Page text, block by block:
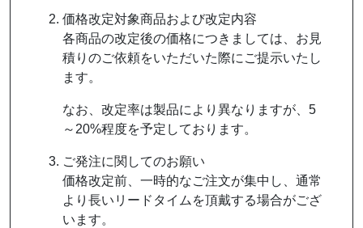
価格改定対象商品および改定内容
各商品の改定後の価格につきましては、お見
積りのご依頼をいただいた際にご提示いたし
ます。
なお、改定率は製品により異なりますが、5
～20%程度を予定しております。
ご発注に関してのお願い
価格改定前、一時的なご注文が集中し、通常
より長いリードタイムを頂戴する場合がござ
います。